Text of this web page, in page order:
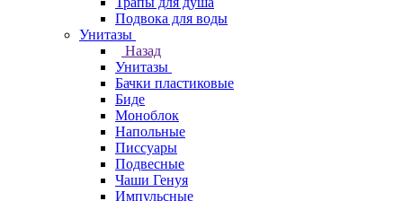
Подвока для воды
Унитазы
Назад
Унитазы
Бачки пластиковые
Биде
Моноблок
Напольные
Писсуары
Подвесные
Чаши Генуя
Импульсные